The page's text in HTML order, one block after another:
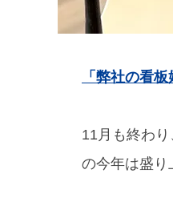
「弊社の看
11月も終わ
の今年は盛り